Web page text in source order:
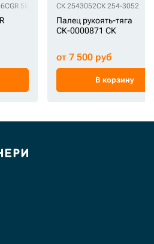
CGR 5809007 CGR CA5809007
СК 2543052СК 254-3052
Палец рукоять-тяга
СК-0000871 СК
от 7 500 руб
В корзину